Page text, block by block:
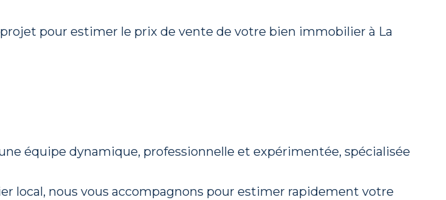
pour estimer le prix de vente de votre bien immobilier à La
équipe dynamique, professionnelle et expérimentée, spécialisée
local, nous vous accompagnons pour estimer rapidement votre